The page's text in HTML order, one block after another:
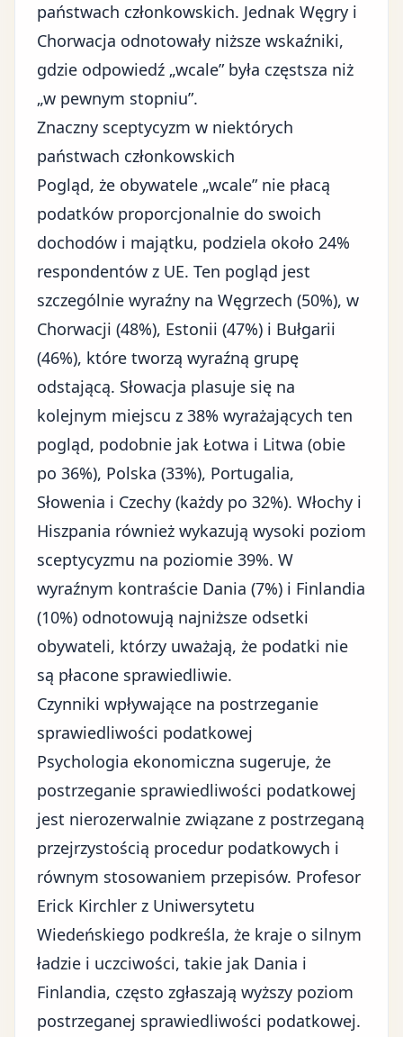
państwach członkowskich. Jednak Węgry i
Chorwacja odnotowały niższe wskaźniki,
gdzie odpowiedź „wcale” była częstsza niż
„w pewnym stopniu”.
Znaczny sceptycyzm w niektórych
państwach członkowskich
Pogląd, że obywatele „wcale” nie płacą
podatków proporcjonalnie do swoich
dochodów i majątku, podziela około 24%
respondentów z UE. Ten pogląd jest
szczególnie wyraźny na Węgrzech (50%), w
Chorwacji (48%), Estonii (47%) i Bułgarii
(46%), które tworzą wyraźną grupę
odstającą. Słowacja plasuje się na
kolejnym miejscu z 38% wyrażających ten
pogląd, podobnie jak Łotwa i Litwa (obie
po 36%), Polska (33%), Portugalia,
Słowenia i Czechy (każdy po 32%). Włochy i
Hiszpania również wykazują wysoki poziom
sceptycyzmu na poziomie 39%. W
wyraźnym kontraście Dania (7%) i Finlandia
(10%) odnotowują najniższe odsetki
obywateli, którzy uważają, że podatki nie
są płacone sprawiedliwie.
Czynniki wpływające na postrzeganie
sprawiedliwości podatkowej
Psychologia ekonomiczna sugeruje, że
postrzeganie sprawiedliwości podatkowej
jest nierozerwalnie związane z postrzeganą
przejrzystością procedur podatkowych i
równym stosowaniem przepisów. Profesor
Erick Kirchler z Uniwersytetu
Wiedeńskiego podkreśla, że kraje o silnym
ładzie i uczciwości, takie jak Dania i
Finlandia, często zgłaszają wyższy poziom
postrzeganej sprawiedliwości podatkowej.